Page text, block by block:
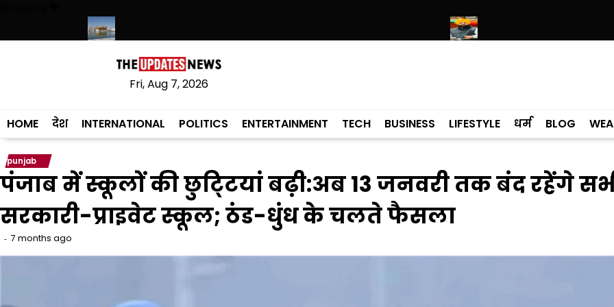
content
श्री गुरु हरिकृष्ण साहिब जी के प्रकाश पर्व पर श्री हरिमंदिर साहिब में उमड़ा श्रद्धालुओं का सैलाब
Fri, Aug 7, 2026
HOME देश INTERNATIONAL POLITICS ENTERTAINMENT TECH BUSINESS LIFESTYLE धर्म BLOG
punjab
पंजाब में स्कूलों की छुटि्टयां बढ़ी:अब 13 जनवरी तक बंद रहेंगे
सरकारी-प्राइवेट स्कूल; ठंड-धुंध के चलते फैसला
7 months ago